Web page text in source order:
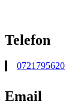
Telefon
0721795620
Email